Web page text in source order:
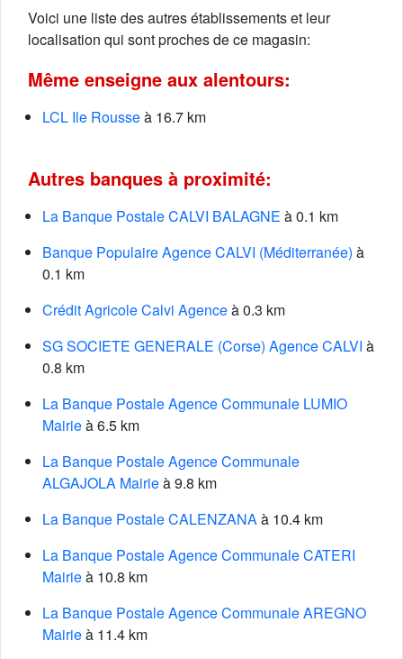
Voici une liste des autres établissements et leur
localisation qui sont proches de ce magasin:
Même enseigne aux alentours:
LCL Ile Rousseà 16.7 km
Autres banques à proximité:
La Banque Postale CALVI BALAGNE à 0.1 km
Banque Populaire Agence CALVI (Méditerranée) à
0.1 km
Crédit Agricole Calvi Agenceà 0.3 km
SG SOCIETE GENERALE (Corse) Agence CALVI à
0.8 km
La Banque Postale Agence Communale LUMIO
Mairieà 6.5 km
La Banque Postale Agence Communale
ALGAJOLA Mairieà 9.8 km
La Banque Postale CALENZANAà 10.4 km
La Banque Postale Agence Communale CATERI
Mairieà 10.8 km
La Banque Postale Agence Communale AREGNO
Mairieà 11.4 km